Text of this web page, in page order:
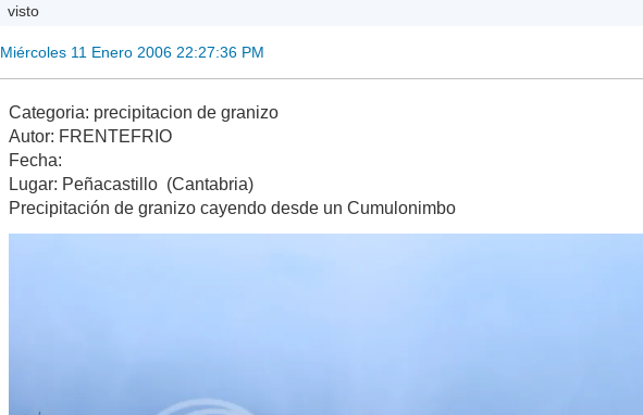
visto
Miércoles 11 Enero 2006 22:27:36 PM
Categoria: precipitacion de granizo
Autor: FRENTEFRIO
Fecha:
Lugar: Peñacastillo (Cantabria)
Precipitación de granizo cayendo desde un Cumulonimbo